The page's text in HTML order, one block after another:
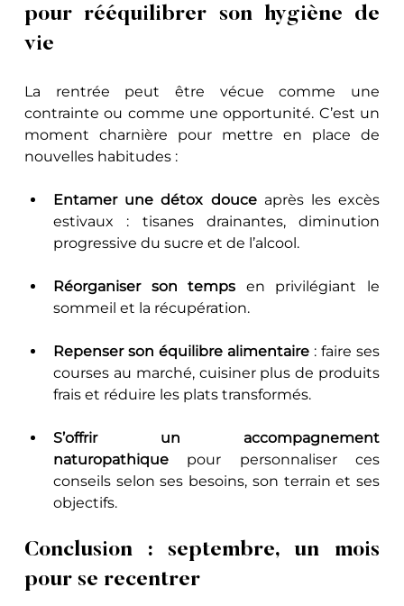
pour rééquilibrer son hygiène de
vie
La rentrée peut être vécue comme une
contrainte ou comme une opportunité. C’est un
moment charnière pour mettre en place de
nouvelles habitudes :
Entamer une détox douce après les excès
estivaux : tisanes drainantes, diminution
progressive du sucre et de l’alcool.
Réorganiser son temps en privilégiant le
sommeil et la récupération.
Repenser son équilibre alimentaire : faire ses
courses au marché, cuisiner plus de produits
frais et réduire les plats transformés.
S’offrir un accompagnement
naturopathique pour personnaliser ces
conseils selon ses besoins, son terrain et ses
objectifs.
Conclusion : septembre, un mois
pour se recentrer